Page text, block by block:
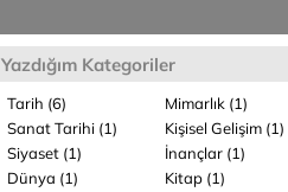
Yazdığım Kategoriler
Tarih (6)
Mimarlık (1)
Sanat Tarihi (1)
Kişisel Gelişim (1)
Siyaset (1)
İnançlar (1)
Dünya (1)
Kitap (1)